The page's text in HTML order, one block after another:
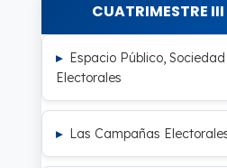
CUATRIMESTRE
Espacio Público,
Electorales
Las Campañas